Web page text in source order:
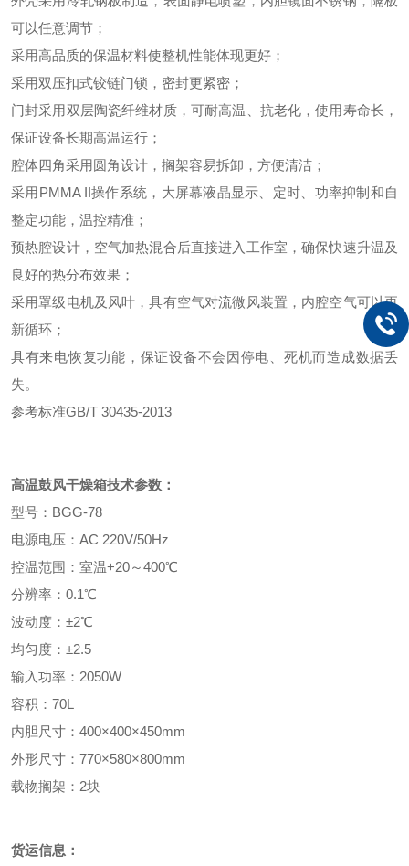
可以任意调节；
采用高品质的保温材料使整机性能体现更好；
采用双压扣式铰链门锁，密封更紧密；
门封采用双层陶瓷纤维材质，可耐高温、抗老化，使用寿命长，
保证设备长期高温运行；
腔体四角采用圆角设计，搁架容易拆卸，方便清洁；
采用PMMA II操作系统，大屏幕液晶显示、定时、功率抑制和自
整定功能，温控精准；
预热腔设计，空气加热混合后直接进入工作室，确保快速升温及
良好的热分布效果；
采用罩级电机及风叶，具有空气对流微风装置，内腔空气可以更
新循环；
具有来电恢复功能，保证设备不会因停电、死机而造成数据丢
失。
参考标准GB/T 30435-2013
高温鼓风干燥箱技术参数：
型号：BGG-78
电源电压：AC 220V/50Hz
控温范围：室温+20～400℃
分辨率：0.1℃
波动度：±2℃
均匀度：±2.5
输入功率：2050W
容积：70L
内胆尺寸：400×400×450mm
外形尺寸：770×580×800mm
载物搁架：2块
货运信息：